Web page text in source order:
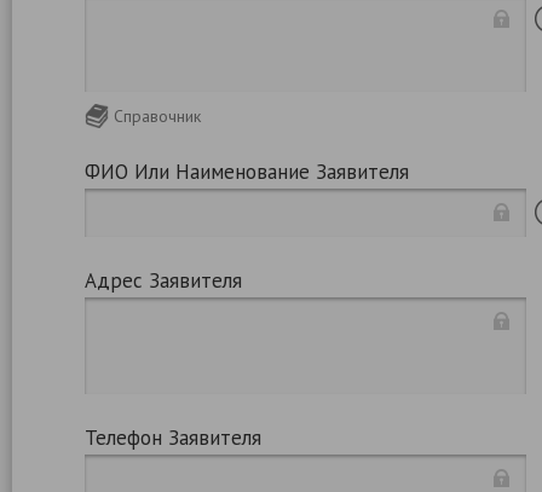
Справочник
ФИО Или Наименование Заявителя
Адрес Заявителя
Телефон Заявителя